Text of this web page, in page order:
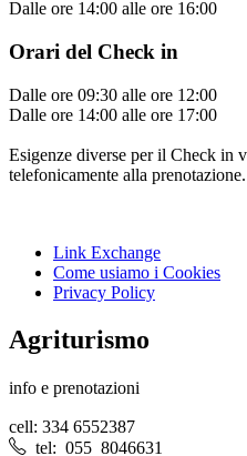
Dalle ore 14:00 alle ore 16:00
Orari del Check in
Dalle ore 09:30 alle ore 12:00
Dalle ore 14:00 alle ore 17:00
Esigenze diverse per il Check in
telefonicamente alla prenotazione.
Link Exchange
Come usiamo i Cookies
Privacy Policy
Agriturismo
info e prenotazioni
cell: 334 6552387
tel: 055 8046631